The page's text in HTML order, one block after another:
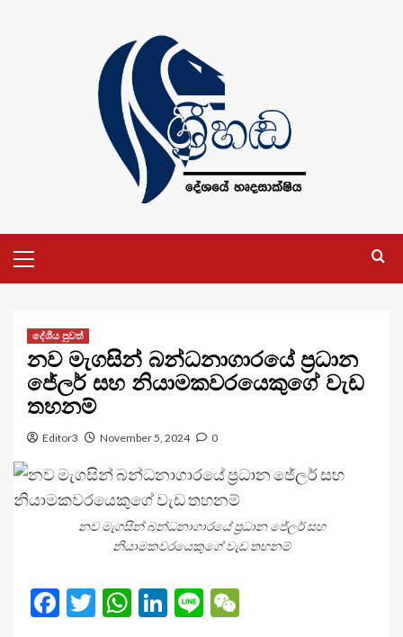
Menu
දේශීය පුවත්
නව මැගසින් බන්ධනාගාරයේ ප්‍රධාන
ජේලර් සහ නියාමකවරයෙකුගේ වැඩ
තහනම්
Editor3 November 5, 2024 0
නව මැගසින් බන්ධනාගාරයේ ප්‍රධාන ජේලර් සහ
නියාමකවරයෙකුගේ වැඩ තහනම්
Facebook
Twitter
WhatsApp
LinkedIn
Line